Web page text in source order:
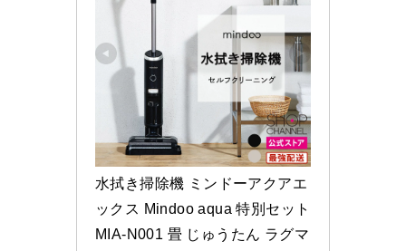
水拭き掃除機 ミンドーアクアエ
ックス Mindoo aqua 特別セット
MIA-N001 畳 じゅうたん ラグマ